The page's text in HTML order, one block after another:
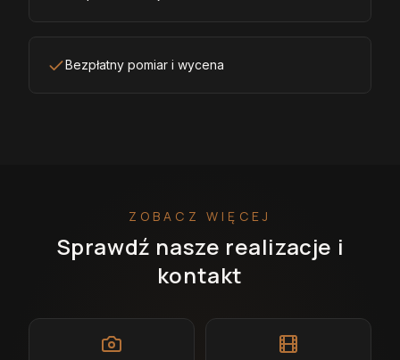
Bezpłatny pomiar i wycena
ZOBACZ WIĘCEJ
Sprawdź nasze realizacje i
kontakt